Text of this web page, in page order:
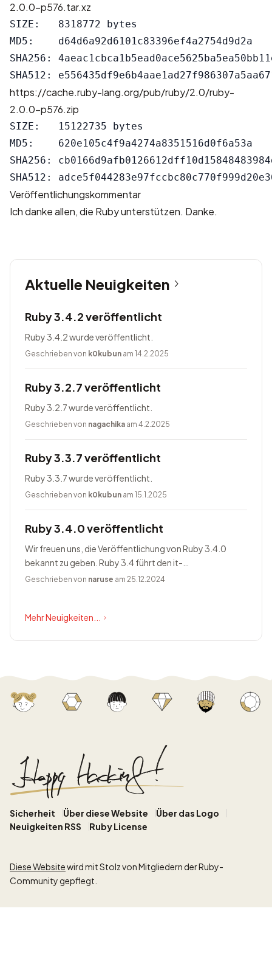
2.0.0-p576.tar.xz
SIZE:   8318772 bytes
MD5:    d64d6a92d6101c83396ef4a2754d9d2a
SHA256:
https://cache.ruby-lang.org/pub/ruby/2.0/ruby-
2.0.0-p576.zip
SIZE:   15122735 bytes
MD5:    620e105c4f9a4274a8351516d0f6a53a
SHA256:
Veröffentlichungskommentar
Ich danke allen, die Ruby unterstützen. Danke.
Aktuelle Neuigkeiten
Ruby 3.4.2 veröffentlicht
Ruby 3.4.2 wurde veröffentlicht.
Geschrieben von k0kubun am 14.2.2025
Ruby 3.2.7 veröffentlicht
Ruby 3.2.7 wurde veröffentlicht.
Geschrieben von nagachika am 4.2.2025
Ruby 3.3.7 veröffentlicht
Ruby 3.3.7 wurde veröffentlicht.
Geschrieben von k0kubun am 15.1.2025
Ruby 3.4.0 veröffentlicht
Wir freuen uns, die Veröffentlichung von Ruby 3.4.0
bekannt zu geben. Ruby 3.4 führt den it-
Blockparameter ein, ändert Prism zum Standardparser,
Geschrieben von naruse am 25.12.2024
Mehr Neuigkeiten...
Sicherheit Über diese Website
Über das Logo
Neuigkeiten RSS
Ruby License
Diese Websitewird mit Stolz von Mitgliedern der Ruby-
Community gepflegt.